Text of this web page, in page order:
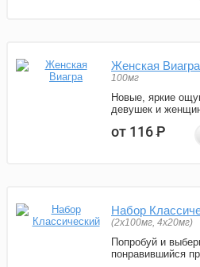
Женская Виагра
100мг
Новые, яркие
девушек и
от 116Р
Набор
(2x100мг, 4x20мг)
Попробуй и
понравившийся